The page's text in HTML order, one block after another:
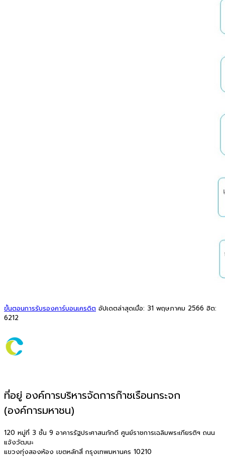
ขั้นตอนการรับรองคาร์บอนเครดิต อัปเดตล่าสุดเมื่อ: 31 พฤษภาคม 2566 ฮิต:
6212
ที่อยู่ องค์การบริหารจัดการก๊าซเรือนกระจก
(องค์การมหาชน)
120 หมู่ที่ 3 ชั้น 9 อาคารรัฐประศาสนภักดี ศูนย์ราชการเฉลิมพระเกียรติฯ ถนน
แจ้งวัฒนะ
แขวงทุ่งสองห้อง เขตหลักสี่ กรุงเทพมหานคร 10210